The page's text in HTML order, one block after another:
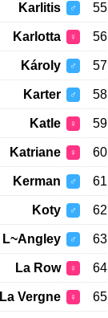
55
♂
Karlitis
56
♀
Karlotta
57
♂
Károly
58
♂
Karter
59
♀
Katle
60
♀
Katriane
61
♂
Kerman
62
♂
Koty
63
♂
L~Angley
64
♀
La Row
65
♀
La Vergne